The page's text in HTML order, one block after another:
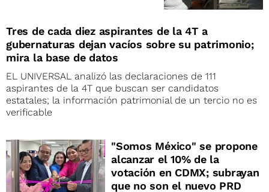
Tres de cada diez aspirantes de la 4T a
gubernaturas dejan vacíos sobre su patrimonio;
mira la base de datos
EL UNIVERSAL analizó las declaraciones de 111
aspirantes de la 4T que buscan ser candidatos
estatales; la información patrimonial de un tercio no es
verificable
"Somos México" se propone
alcanzar el 10% de la
votación en CDMX; subrayan
que no son el nuevo PRD